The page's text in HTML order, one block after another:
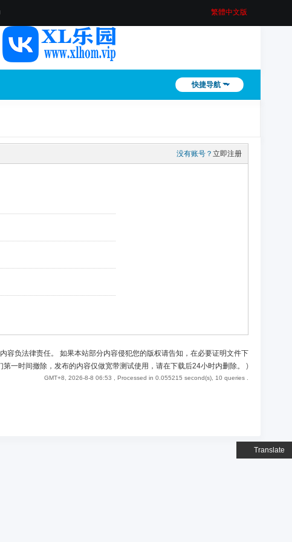
Translate
繁體中文版
快捷导航
没有账号？ 立即注册
容负法律责任。 如果本站部分内容侵犯您的版权请告知，在必要证明文件下
第一时间撤除，发布的内容仅做宽带测试使用，请在下载后24小时内删除。
)
GMT+8, 2026-8-8 06:53 , Processed in 0.055215 second(s), 10 queries .